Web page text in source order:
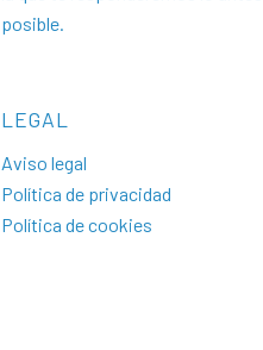
posible.
LEGAL
Aviso legal
Política de privacidad
Política de cookies